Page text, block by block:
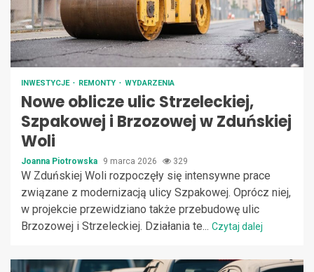
INWESTYCJE REMONTY WYDARZENIA
Nowe oblicze ulic Strzeleckiej,
Szpakowej i Brzozowej w Zduńskiej
Woli
Joanna Piotrowska 9 marca 2026 329
W Zduńskiej Woli rozpoczęły się intensywne prace
związane z modernizacją ulicy Szpakowej. Oprócz niej,
w projekcie przewidziano także przebudowę ulic
Brzozowej i Strzeleckiej. Działania te... Czytaj dalej